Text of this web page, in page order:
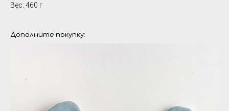
Вес: 460 г
Дополните покупку: